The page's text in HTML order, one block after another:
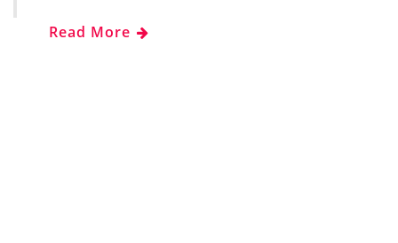
Read More